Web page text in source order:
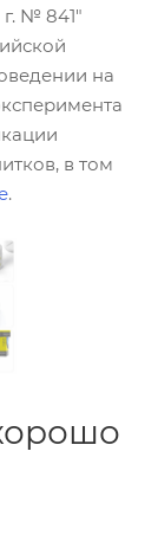
№ 841"
на
в том
.